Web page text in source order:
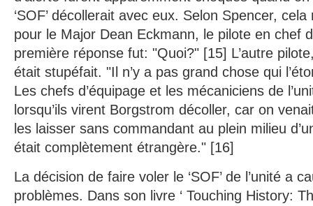
‘SOF’ décollerait avec eux. Selon Spencer,
pour le Major Dean Eckmann, le pilote en chef
première réponse fut: "Quoi?" [15] L’autre
était stupéfait. "Il n’y a pas grand chose qui
Les chefs d’équipage et les mécaniciens de
lorsqu’ils virent Borgstrom décoller, car on
les laisser sans commandant au plein milieu
était complètement étrangère." [16]
La décision de faire voler le ‘SOF’ de l’unité a
problèmes. Dans son livre ‘ Touching History: